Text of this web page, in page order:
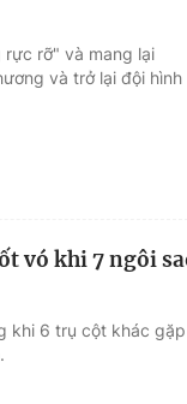
rực rỡ" và mang lại
và trở lại đội hình
vó khi 7 ngôi
khi 6 trụ cột khác gặp